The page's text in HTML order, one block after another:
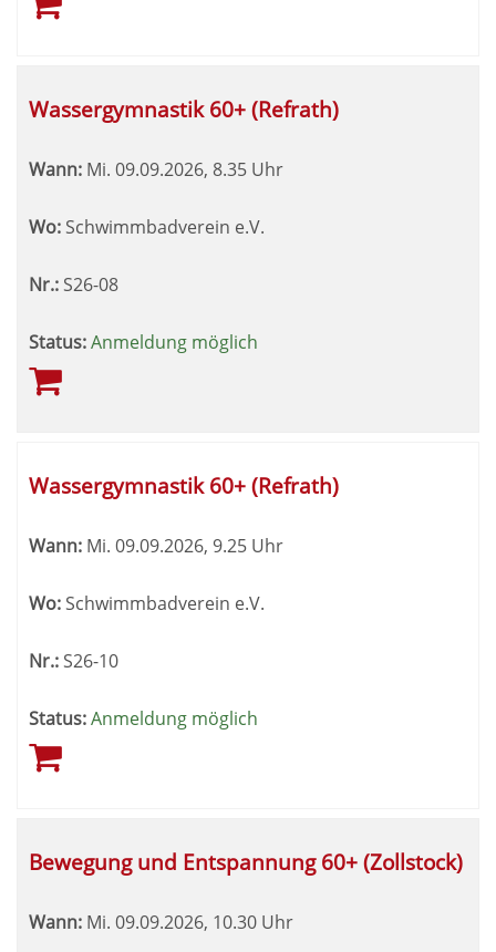
Wassergymnastik 60+ (Refrath)
Wann: Mi. 09.09.2026, 8.35 Uhr
Wo: Schwimmbadverein e.V.
Nr.: S26-08
Status:Anmeldung möglich
Wassergymnastik 60+ (Refrath)
Wann: Mi. 09.09.2026, 9.25 Uhr
Wo:Schwimmbadverein e.V.
Nr.:S26-10
Status:Anmeldung möglich
Bewegung und Entspannung 60+ (Zollstock)
Wann: Mi. 09.09.2026, 10.30 Uhr